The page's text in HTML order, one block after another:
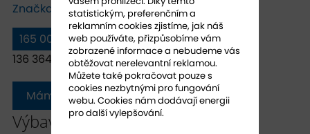
Značka:
Volvo
165 000 Kč s DPH
136 364 Kč bez DPH
Mám zájem
Výbava vozidla
statistickým, preferenčním a
reklamním cookies zjistíme, jak náš
web používáte, přizpůsobíme vám
zobrazené informace a nebudeme vás
obtěžovat nerelevantní reklamou.
Můžete také pokračovat pouze s
cookies nezbytnými pro fungování
webu. Cookies nám dodávají energii
pro další vylepšování.